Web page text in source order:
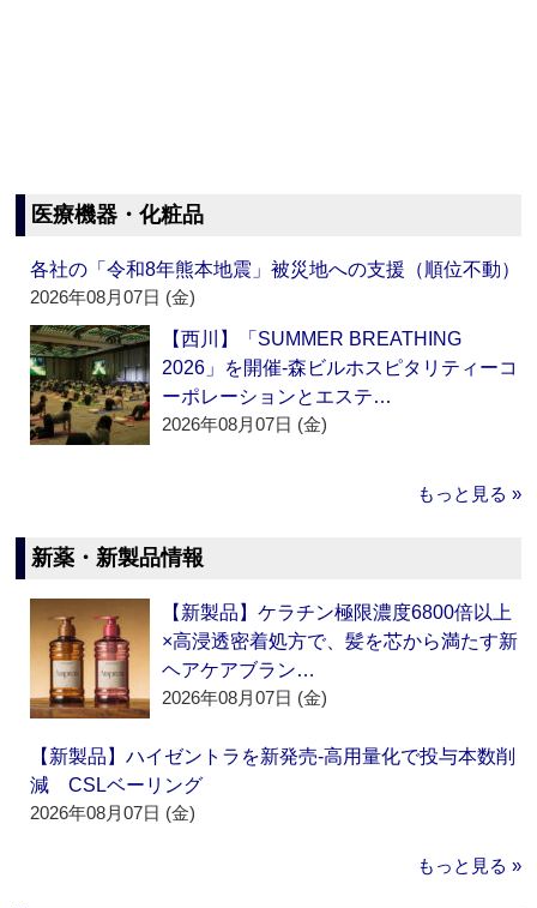
医療機器・化粧品
各社の「令和8年熊本地震」被災地への支援（順位不動）
2026年08月07日 (金)
【西川】「SUMMER BREATHING
2026」を開催‐森ビルホスピタリティーコ
ーポレーションとエステ…
2026年08月07日 (金)
もっと見る »
新薬・新製品情報
【新製品】ケラチン極限濃度6800倍以上
×高浸透密着処方で、髪を芯から満たす新
ヘアケアブラン…
2026年08月07日 (金)
【新製品】ハイゼントラを新発売‐高用量化で投与本数削
減 CSLベーリング
2026年08月07日 (金)
もっと見る »